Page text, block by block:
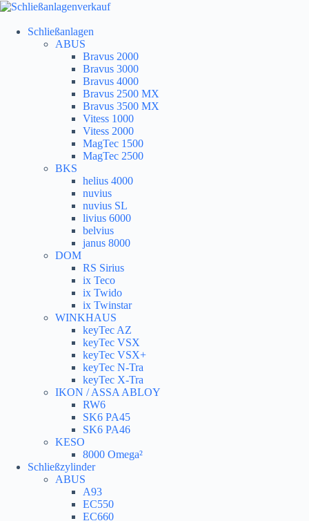
Schließanlagen
ABUS
Bravus 2000
Bravus 3000
Bravus 4000
Bravus 2500 MX
Bravus 3500 MX
Vitess 1000
Vitess 2000
MagTec 1500
MagTec 2500
BKS
helius 4000
nuvius
nuvius SL
livius 6000
belvius
janus 8000
DOM
RS Sirius
ix Teco
ix Twido
ix Twinstar
WINKHAUS
keyTec AZ
keyTec VSX
keyTec VSX+
keyTec N-Tra
keyTec X-Tra
IKON / ASSA ABLOY
RW6
SK6 PA45
SK6 PA46
KESO
8000 Omega²
Schließzylinder
ABUS
A93
EC550
EC660